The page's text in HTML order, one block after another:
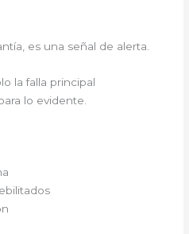
es una señal de alerta.
la falla principal
lo evidente.